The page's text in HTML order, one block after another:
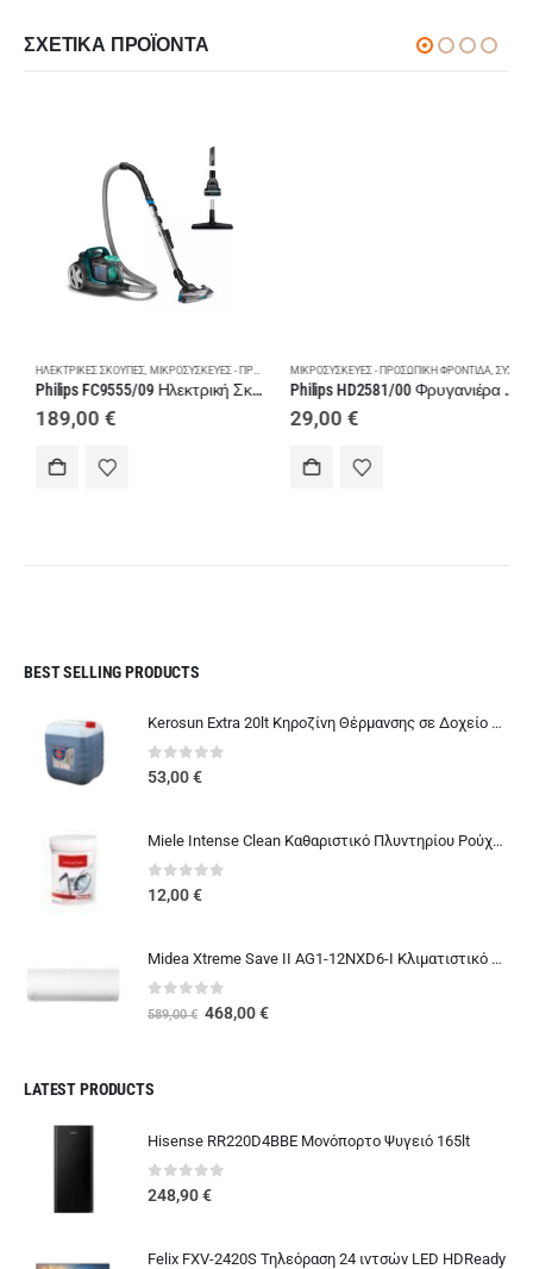
ΣΧΕΤΙΚΆ ΠΡΟΪΌΝΤΑ
,ΠΡΟΕΤΟΙΜΑΣΊΑ ΦΑΓΗΤΟΎ
ΗΛΕΚΤΡΙΚΈΣ ΣΚΟΎΠΕΣ,ΜΙΚΡΟΣΥΣΚΕΥΈΣ - ΠΡΟΣΩΠΙΚΉ ΦΡΟΝΤΊΔΑ ,ΣΚΟΎΠΕΣ
Philips FC9555/09 Ηλεκτρική Σκούπα Black
189,00€
ΜΙΚΡΟΣΥΣΚΕΥΈΣ - ΠΡΟΣΩΠΙΚΉ ΦΡΟΝΤΊΔΑ,ΣΥΣΚΕΥΈΣ ΜΑΓΕΙΡΙΚΉΣ
Philips HD2581/00 Φρυγανιέρα White
29,00€
BEST SELLING PRODUCTS
Kerosun Extra 20lt Κηροζίνη Θέρμανσης σε Δοχείο μιας Χρήσης
0out of 5
53,00€
Miele Intense Clean Καθαριστικό Πλυντηρίου Ρούχων και Πιάτων
0out of 5
12,00€
Midea Xtreme Save II AG1-12NXD6-I Κλιματιστικό 12000 BTU A+++/A+++ με Ιονιστή
out of 5
589,00€ Original
468,00€Η
LATEST PRODUCTS
Hisense RR220D4BBE Μονόπορτο Ψυγειό 165lt
0 out of 5
248,90€
Felix FXV-2420S Τηλεόραση 24 ιντσών LED HDReady